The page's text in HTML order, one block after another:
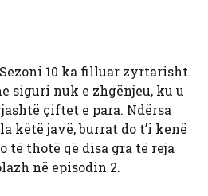
Sezoni 10 ka filluar zyrtarisht.
siguri nuk e zhgënjeu, ku u
çiftet e para. Ndërsa
këtë javë, burrat do t’i kenë
të thotë që disa gra të reja
në episodin 2.